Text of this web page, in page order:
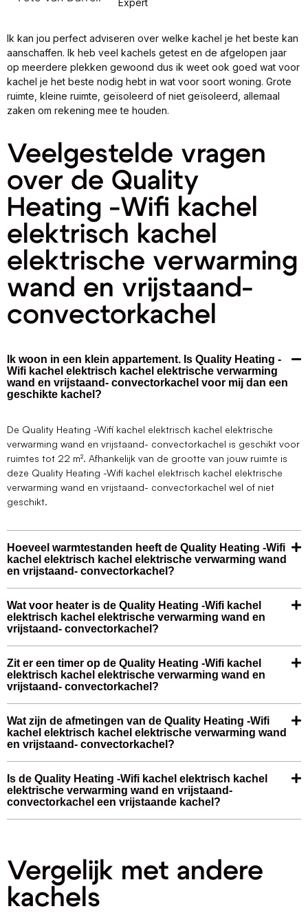
Ik kan jou perfect adviseren over welke kachel je het beste kan
aanschaffen. Ik heb veel kachels getest en de afgelopen jaar
op meerdere plekken gewoond dus ik weet ook goed wat voor
kachel je het beste nodig hebt in wat voor soort woning. Grote
ruimte, kleine ruimte, geïsoleerd of niet geïsoleerd, allemaal
zaken om rekening mee te houden.
Veelgestelde vragen
over de Quality
Heating -Wifi kachel
elektrisch kachel
elektrische verwarming
wand en vrijstaand-
convectorkachel
Ik woon in een klein appartement. Is Quality Heating -
Wifi kachel elektrisch kachel elektrische verwarming
wand en vrijstaand- convectorkachel voor mij dan een
geschikte kachel?
De Quality Heating -Wifi kachel elektrisch kachel elektrische
verwarming wand en vrijstaand- convectorkachel is geschikt voor
ruimtes tot 22 m². Afhankelijk van de grootte van jouw ruimte is
deze Quality Heating -Wifi kachel elektrisch kachel elektrische
verwarming wand en vrijstaand- convectorkachel wel of niet
geschikt.
Hoeveel warmtestanden heeft de Quality Heating -Wifi
kachel elektrisch kachel elektrische verwarming wand
en vrijstaand- convectorkachel?
Wat voor heater is de Quality Heating -Wifi kachel
elektrisch kachel elektrische verwarming wand en
vrijstaand- convectorkachel?
Zit er een timer op de Quality Heating -Wifi kachel
elektrisch kachel elektrische verwarming wand en
vrijstaand- convectorkachel?
Wat zijn de afmetingen van de Quality Heating -Wifi
kachel elektrisch kachel elektrische verwarming wand
en vrijstaand- convectorkachel?
Is de Quality Heating -Wifi kachel elektrisch kachel
elektrische verwarming wand en vrijstaand-
convectorkachel een vrijstaande kachel?
Vergelijk met andere
kachels